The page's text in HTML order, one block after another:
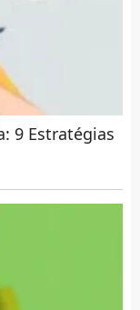
9 Estratégias